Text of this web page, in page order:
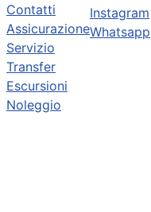
Contatti
Assicurazione
Servizio
Transfer
Escursioni
Noleggio
Instagram
Whatsapp